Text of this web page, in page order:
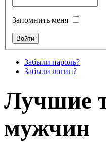
Запомнить меня
Забыли пароль?
Забыли логин?
Лучшие
мужчин